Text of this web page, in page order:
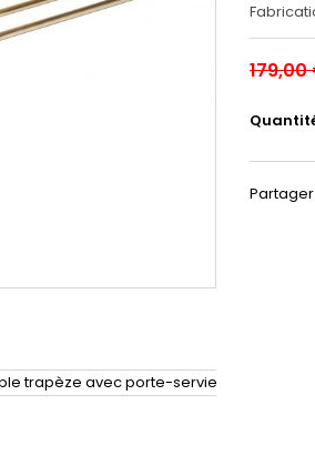
179,00
Partager